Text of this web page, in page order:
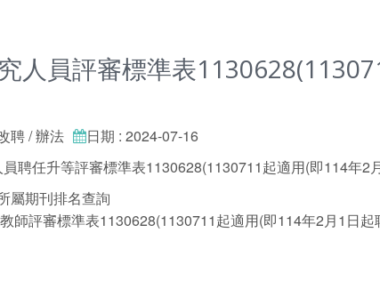
人員評審標準表
聘 / 辦法 日期 : 2024-07-16
聘任升等評審標準表1130628(1130711起適用(即114年2
屬期刊排名查詢
師評審標準表1130628(1130711起適用(即114年2月1日起